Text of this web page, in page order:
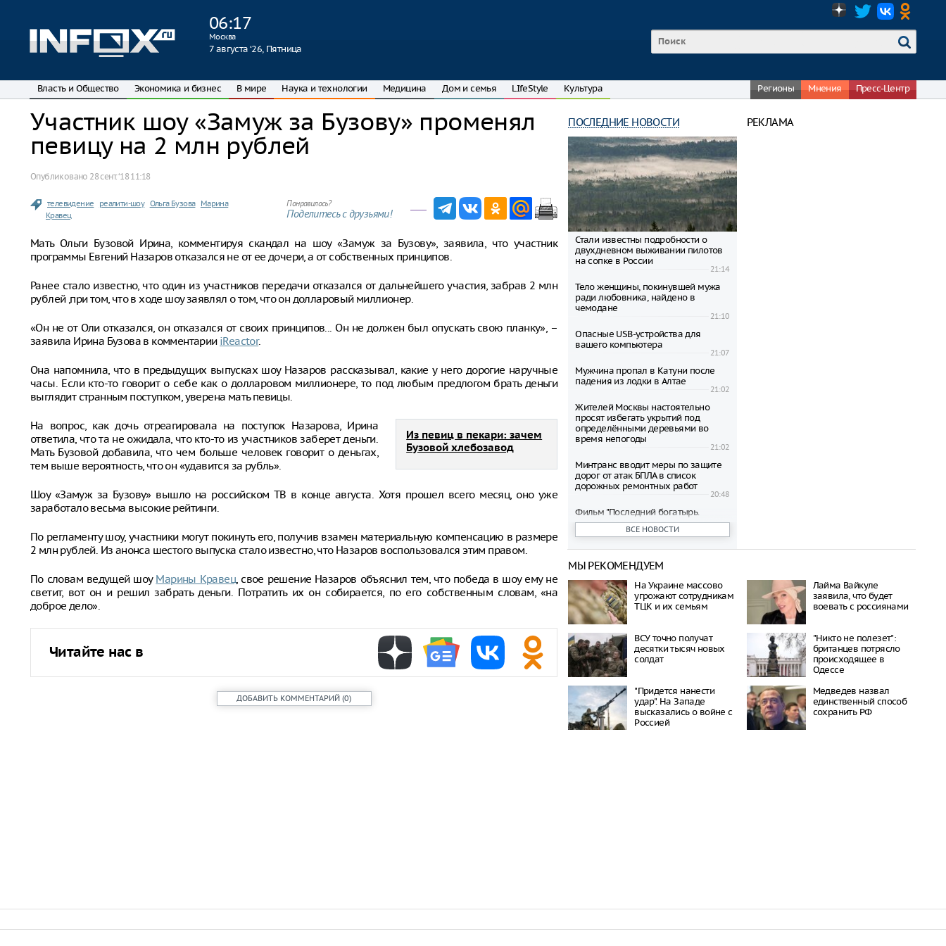
06:17
Москва
7 августа ‘26, Пятница
Власть и Общество Экономика и бизнес В мире Наука и технологии Медицина Дом и семья LIfeStyle Культура Регионы Мнения Пресс-Центр
Участник шоу «Замуж за Бузову» променял
певицу на 2 млн рублей
Опубликовано 28 сент. ‘18 11:18
телевидение реалити-шоу Ольга Бузова
Марина
Кравец
Понравилось?
Поделитесь с друзьями!
Мать Ольги Бузовой Ирина, комментируя скандал на шоу «Замуж за Бузову», заявила, что участник
программы Евгений Назаров отказался не от ее дочери, а от собственных принципов.
Ранее стало известно, что один из участников передачи отказался от дальнейшего участия, забрав 2 млн
рублей ,при том, что в ходе шоу заявлял о том, что он долларовый миллионер.
«Он не от Оли отказался, он отказался от своих принципов... Он не должен был опускать свою планку», –
заявила Ирина Бузова в комментарии iReactor.
Она напомнила, что в предыдущих выпусках шоу Назаров рассказывал, какие у него дорогие наручные
часы. Если кто-то говорит о себе как о долларовом миллионере, то под любым предлогом брать деньги
выглядит странным поступком, уверена мать певицы.
Из певиц в пекари: зачем
Бузовой хлебозавод
На вопрос, как дочь отреагировала на поступок Назарова, Ирина
ответила, что та не ожидала, что кто-то из участников заберет деньги.
Мать Бузовой добавила, что чем больше человек говорит о деньгах,
тем выше вероятность, что он «удавится за рубль».
Шоу «Замуж за Бузову» вышло на российском ТВ в конце августа. Хотя прошел всего месяц, оно уже
заработало весьма высокие рейтинги.
По регламенту шоу, участники могут покинуть его, получив взамен материальную компенсацию в размере
2 млн рублей. Из анонса шестого выпуска стало известно, что Назаров воспользовался этим правом.
По словам ведущей шоу Марины Кравец, свое решение Назаров объяснил тем, что победа в шоу ему не
светит, вот он и решил забрать деньги. Потратить их он собирается, по его собственным словам, «на
доброе дело».
Читайте нас в
ДОБАВИТЬ КОММЕНТАРИЙ (0)
ПОСЛЕДНИЕ НОВОСТИ
Стали известны подробности о
двухдневном выживании пилотов
на сопке в России
21:14
Тело женщины, покинувшей мужа
ради любовника, найдено в
чемодане
21:10
Опасные USB-устройства для
вашего компьютера
21:07
Мужчина пропал в Катуни после
падения из лодки в Алтае
21:02
Жителей Москвы настоятельно
просят избегать укрытий под
определёнными деревьями во
время непогоды
21:02
Минтранс вводит меры по защите
дорог от атак БПЛА в список
дорожных ремонтных работ
20:48
Фильм "Последний богатырь.
Колобок" собрал почти 45
миллионов рублей в день
20:42
Зеленский объявил о намерении
запустить спецоперацию по
санкциям против России
20:27
Департамент транспорта Москвы
рассмотрел возможность зимнего
проката самокатов
20:23
Самый доступный «Москвич» в
России стал рекордно дешевле
Путин одобрил приватизацию
аэропорта Шереметьево
ВСЕ НОВОСТИ
РЕКЛАМА
МЫ РЕКОМЕНДУЕМ
На Украине массово
угрожают сотрудникам
ТЦК и их семьям
Лайма Вайкуле
заявила, что будет
воевать с россиянами
ВСУ точно получат
десятки тысяч новых
солдат
"Никто не полезет":
британцев потрясло
происходящее в
Одессе
"Придется нанести
удар". На Западе
высказались о войне с
Россией
Медведев назвал
единственный способ
сохранить РФ